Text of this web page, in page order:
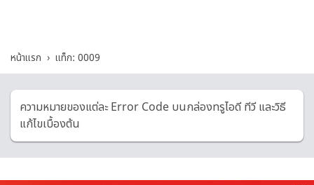
หน้าแรก แท็ก: 0009
ความหมายของแต่ละ Error Code บนกล่องทรูไอดี ทีวี และวิธี
แก้ไขเบื้องต้น